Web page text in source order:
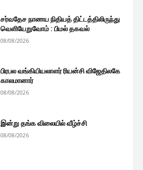
சர்வதேச நாணய நிதியத் திட்டத்திலிருந்து
வெளியேறுவோம் : பிமல் தகவல்
08/08/2026
பிரபல வங்கியியலாளர் ரியன்சி விஜேதிலகே
காலமானார்
08/08/2026
இன்று தங்க விலையில் வீழ்ச்சி
08/08/2026